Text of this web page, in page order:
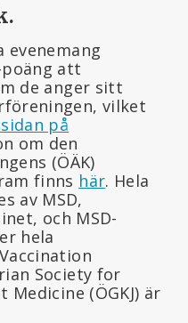
evenemang
poäng att
de anger sitt
vilket
på
om den
(ÖÄK)
finns här. Hela
av MSD,
och MSD-
hela
Society for
Medicine (ÖGKJ) är